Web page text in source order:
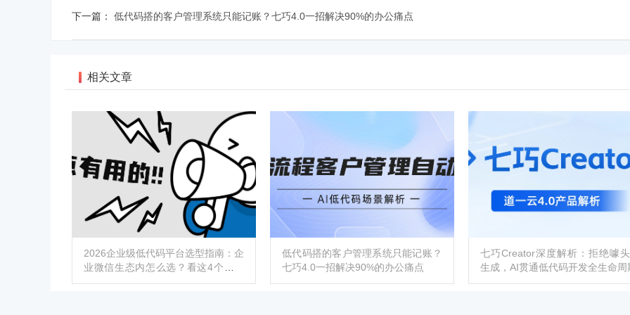
下一篇： 低代码搭的客户管理系统只能记账？七巧4.0一招解决90%的办公痛点
相关文章
2026企业级低代码平台选型指南：企
业微信生态内怎么选？看这4个标准
就够了
低代码搭的客户管理系统只能记账？
七巧4.0一招解决90%的办公痛点
七巧Creator深度解析：拒绝噱
生成，AI贯通低代码开发全生命周